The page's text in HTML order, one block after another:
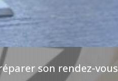
son rendez-vous